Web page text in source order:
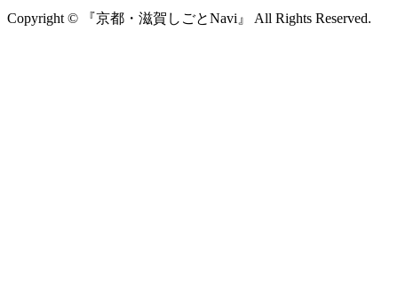
Copyright © 『京都・滋賀しごとNavi』 All Rights Reserved.